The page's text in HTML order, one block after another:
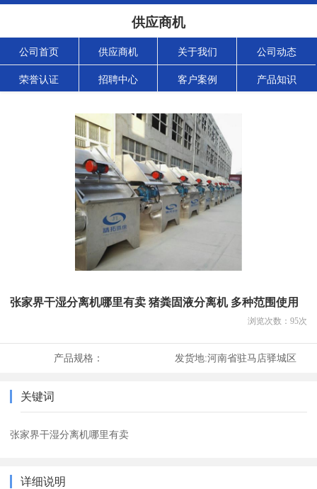
供应商机
公司首页 供应商机 关于我们 公司动态
荣誉认证 招聘中心 客户案例 产品知识
张家界干湿分离机哪里有卖 猪粪固液分离机 多种范围使用
浏览次数： 95次
产品规格： 发货地:河南省驻马店驿城区
关键词
张家界干湿分离机哪里有卖
详细说明